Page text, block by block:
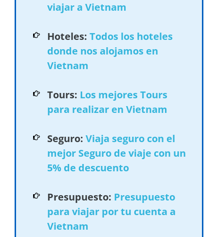
viajar a Vietnam
Hoteles: Todos los hoteles
donde nos alojamos en
Vietnam
Tours: Los mejores Tours
para realizar en Vietnam
Seguro: Viaja seguro con el
mejor Seguro de viaje con un
5% de descuento
Presupuesto: Presupuesto
para viajar por tu cuenta a
Vietnam